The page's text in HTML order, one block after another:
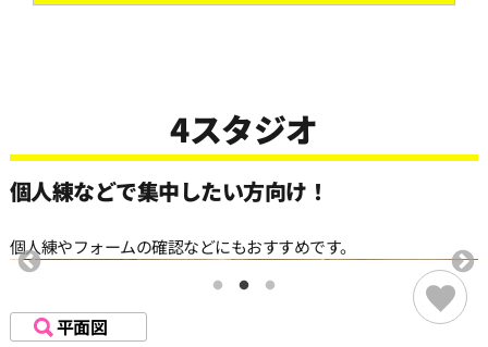
4スタジオ
個人練などで集中したい方向け！
個人練やフォームの確認などにもおすすめです。
平面図